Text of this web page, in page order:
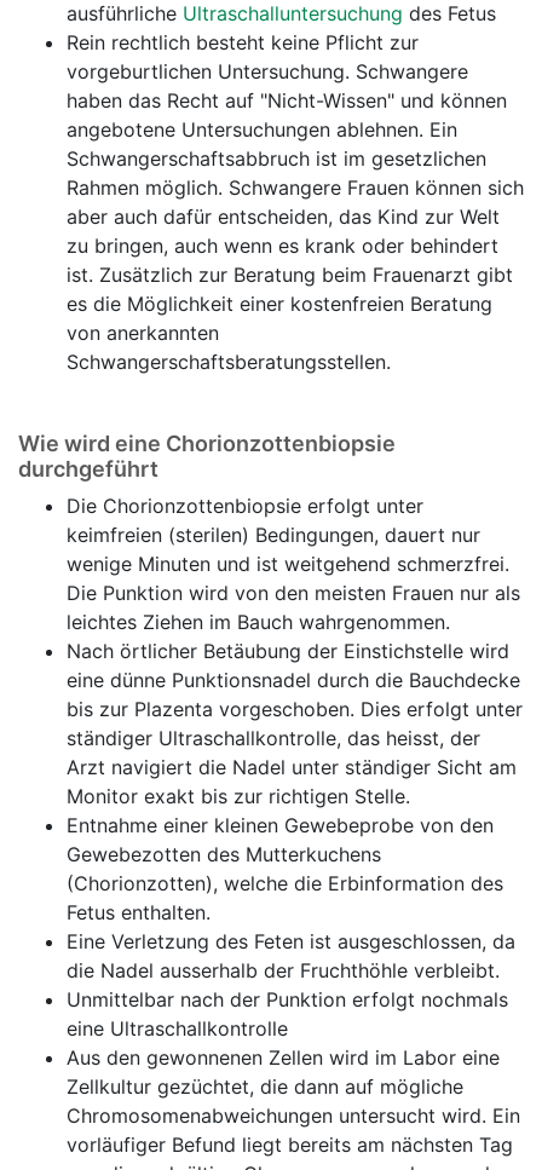
ausführliche Ultraschalluntersuchung des Fetus
Rein rechtlich besteht keine Pflicht zur
vorgeburtlichen Untersuchung. Schwangere
haben das Recht auf "Nicht-Wissen" und können
angebotene Untersuchungen ablehnen. Ein
Schwangerschaftsabbruch ist im gesetzlichen
Rahmen möglich. Schwangere Frauen können sich
aber auch dafür entscheiden, das Kind zur Welt
zu bringen, auch wenn es krank oder behindert
ist. Zusätzlich zur Beratung beim Frauenarzt gibt
es die Möglichkeit einer kostenfreien Beratung
von anerkannten
Schwangerschaftsberatungsstellen.
Wie wird eine Chorionzottenbiopsie
durchgeführt
Die Chorionzottenbiopsie erfolgt unter
keimfreien (sterilen) Bedingungen, dauert nur
wenige Minuten und ist weitgehend schmerzfrei.
Die Punktion wird von den meisten Frauen nur als
leichtes Ziehen im Bauch wahrgenommen.
Nach örtlicher Betäubung der Einstichstelle wird
eine dünne Punktionsnadel durch die Bauchdecke
bis zur Plazenta vorgeschoben. Dies erfolgt unter
ständiger Ultraschallkontrolle, das heisst, der
Arzt navigiert die Nadel unter ständiger Sicht am
Monitor exakt bis zur richtigen Stelle.
Entnahme einer kleinen Gewebeprobe von den
Gewebezotten des Mutterkuchens
(Chorionzotten), welche die Erbinformation des
Fetus enthalten.
Eine Verletzung des Feten ist ausgeschlossen, da
die Nadel ausserhalb der Fruchthöhle verbleibt.
Unmittelbar nach der Punktion erfolgt nochmals
eine Ultraschallkontrolle
Aus den gewonnenen Zellen wird im Labor eine
Zellkultur gezüchtet, die dann auf mögliche
Chromosomenabweichungen untersucht wird. Ein
vorläufiger Befund liegt bereits am nächsten Tag